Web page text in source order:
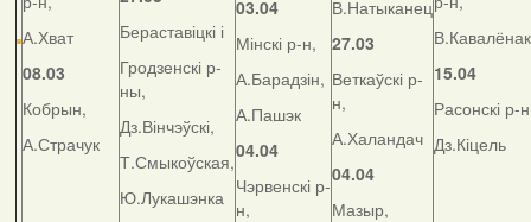
А.Хват
08.03
Кобрын,
А.Страчук
Бераставіцкі і
Гродзенскі р-
ны,
Дз.Вінчэўскі,
Т.Смыкоўская,
Ю.Лукашэнка
03.04
Мінскі р-н,
А.Барадзін,
А.Пашэк
04.04
Чэрвенскі р-
н,
В.Натыканец
27.03
Веткаўскі р-
н,
А.Халандач
04.04
Мазыр,
В.Кавалёнак
15.04
Расонскі р-
Дз.Кіцель